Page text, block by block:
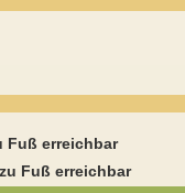
Fuß erreichbar
Fuß erreichbar